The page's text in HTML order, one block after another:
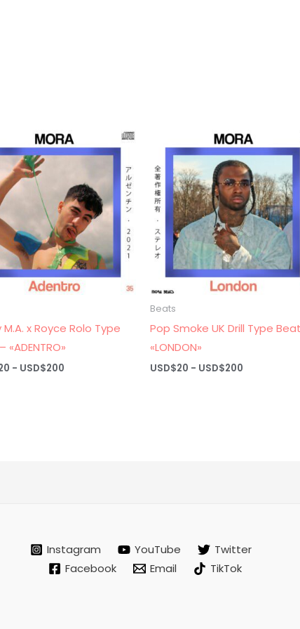
M.A. x Royce Rolo Type
«ADENTRO»
- USD$200
Beats
Pop Smoke UK Drill Type
«LONDON»
USD$20 - USD$200Rango
Instagram YouTube
Twitter
Facebook
Email TikTok